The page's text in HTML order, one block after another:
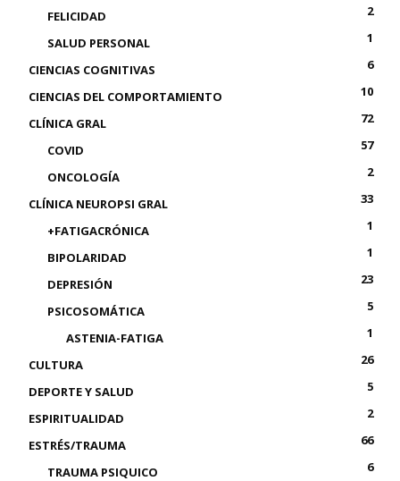
FELICIDAD
2
SALUD PERSONAL
1
CIENCIAS COGNITIVAS
6
CIENCIAS DEL COMPORTAMIENTO
10
CLÍNICA GRAL
72
COVID
57
ONCOLOGÍA
2
CLÍNICA NEUROPSI GRAL
33
+FATIGACRÓNICA
1
BIPOLARIDAD
1
DEPRESIÓN
23
PSICOSOMÁTICA
5
ASTENIA-FATIGA
1
CULTURA
26
DEPORTE Y SALUD
5
ESPIRITUALIDAD
2
ESTRÉS/TRAUMA
66
TRAUMA PSIQUICO
6